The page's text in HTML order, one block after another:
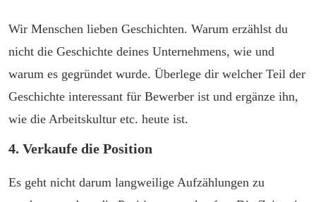
Wir Menschen lieben Geschichten. Warum erzählst du
nicht die Geschichte deines Unternehmens, wie und
warum es gegründet wurde. Überlege dir welcher Teil der
Geschichte interessant für Bewerber ist und ergänze ihn,
wie die Arbeitskultur etc. heute ist.
4. Verkaufe die Position
Es geht nicht darum langweilige Aufzählungen zu